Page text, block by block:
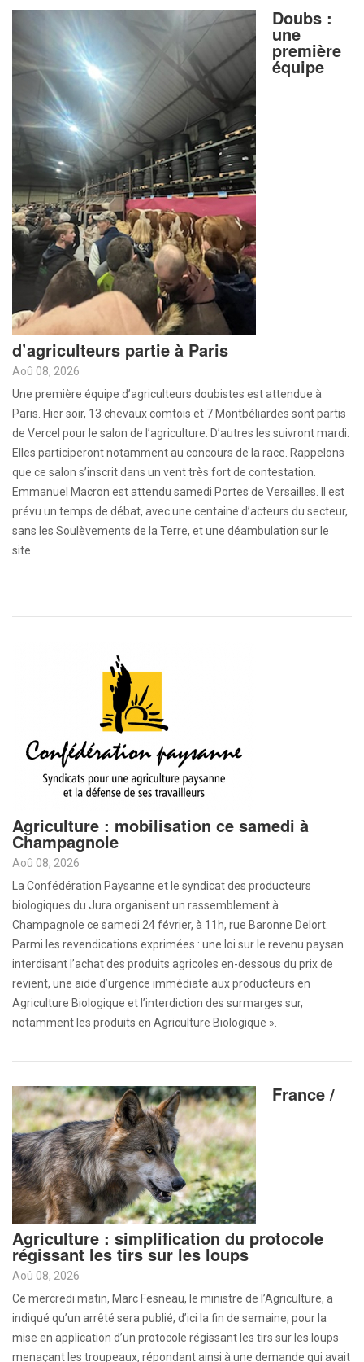
Doubs :
une
première
équipe
d’agriculteurs partie à Paris
Aoû 08, 2026
Une première équipe d’agriculteurs doubistes est attendue à
Paris. Hier soir, 13 chevaux comtois et 7 Montbéliardes sont partis
de Vercel pour le salon de l’agriculture. D’autres les suivront mardi.
Elles participeront notamment au concours de la race. Rappelons
que ce salon s’inscrit dans un vent très fort de contestation.
Emmanuel Macron est attendu samedi Portes de Versailles. Il est
prévu un temps de débat, avec une centaine d’acteurs du secteur,
sans les Soulèvements de la Terre, et une déambulation sur le
site.
Agriculture : mobilisation ce samedi à
Champagnole
Aoû 08, 2026
La Confédération Paysanne et le syndicat des producteurs
biologiques du Jura organisent un rassemblement à
Champagnole ce samedi 24 février, à 11h, rue Baronne Delort.
Parmi les revendications exprimées : une loi sur le revenu paysan
interdisant l’achat des produits agricoles en-dessous du prix de
revient, une aide d’urgence immédiate aux producteurs en
Agriculture Biologique et l’interdiction des surmarges sur,
notamment les produits en Agriculture Biologique ».
France /
Agriculture : simplification du protocole
régissant les tirs sur les loups
Aoû 08, 2026
Ce mercredi matin, Marc Fesneau, le ministre de l’Agriculture, a
indiqué qu’un arrêté sera publié, d’ici la fin de semaine, pour la
mise en application d’un protocole régissant les tirs sur les loups
menaçant les troupeaux, répondant ainsi à une demande qui avait